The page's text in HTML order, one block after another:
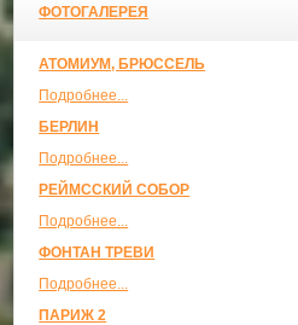
ФОТОГАЛЕРЕЯ
АТОМИУМ, БРЮССЕЛЬ
Подробнее...
БЕРЛИН
Подробнее...
РЕЙМССКИЙ СОБОР
Подробнее...
ФОНТАН ТРЕВИ
Подробнее...
ПАРИЖ 2